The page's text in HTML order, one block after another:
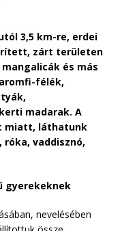
3,5 km-re, erdei
zárt területen
és más
félék,
madarak. A
miatt, láthatunk
vaddisznó,
gyerekeknek
nevelésében